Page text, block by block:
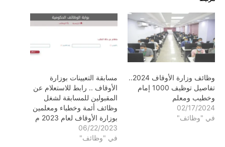
وظائف وزارة الأوقاف 2024..
تفاصيل توظيف 1000 إمام
وخطيب ومعلم
02/17/2024
في "وظائف"
مسابقة التعيينات بوزارة
الأوقاف .. رابط للاستعلام عن
المقبولين للمسابقة لشغل
وظائف أئمة وخطباء ومعلمين
بوزارة الأوقاف لعام 2023 م
06/22/2023
في "وظائف"